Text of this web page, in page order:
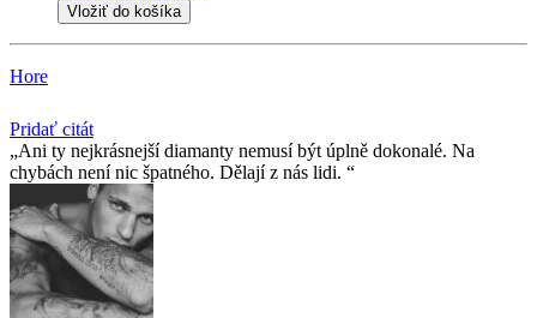
Vložiť do košíka
Hore
Pridať citát
Ani ty nejkrásnejší diamanty nemusí být úplně dokonalé. Na
chybách není nic špatného. Dělají z nás lidi.